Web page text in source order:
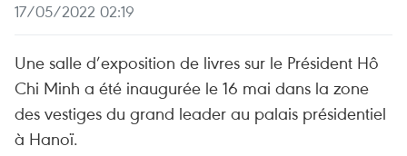
17/05/2022 02:19
Une salle d’exposition de livres sur le Président Hô
Chi Minh a été inaugurée le 16 mai dans la zone
des vestiges du grand leader au palais présidentiel
à Hanoï.